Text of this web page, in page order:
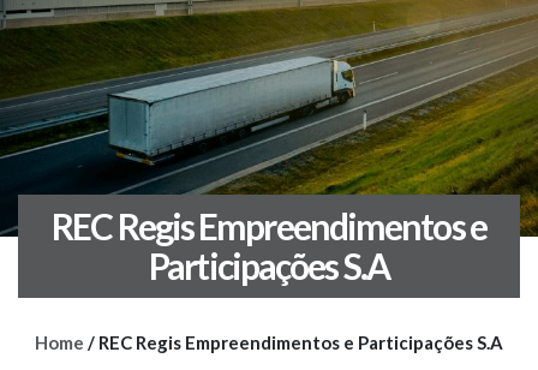
REC Regis Empreendimentos e
Participações S.A
Home / REC Regis Empreendimentos e Participações S.A